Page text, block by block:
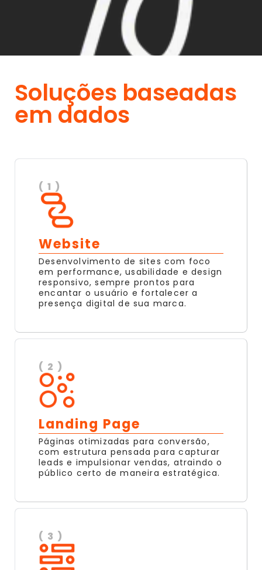
Soluções baseadas
em dados
( 1 )
Website
Desenvolvimento de sites com foco
em performance, usabilidade e design
responsivo, sempre prontos para
encantar o usuário e fortalecer a
presença digital de sua marca.
( 2 )
Landing Page
Páginas otimizadas para conversão,
com estrutura pensada para capturar
leads e impulsionar vendas, atraindo o
público certo de maneira estratégica.
( 3 )